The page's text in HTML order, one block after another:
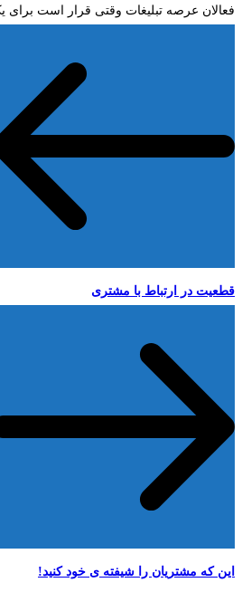
فعالان عرصه تبلیغات وقتی قرار است
قطعیت در ارتباط با مشتری
این که مشتریان را شیفته ی خود کنید!